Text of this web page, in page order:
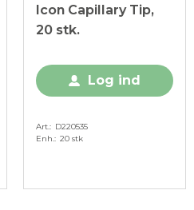
Icon Capillary Tip,
20 stk.
Log ind
Art.
D220535
Enh.
20 stk